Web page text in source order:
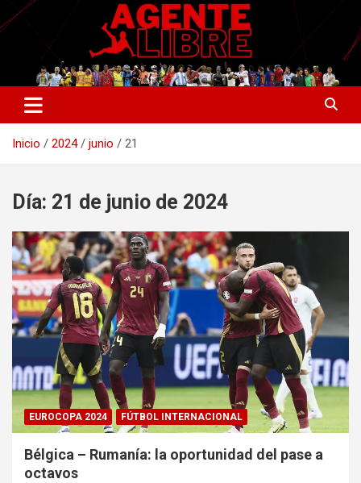
Saltar
al
Agente Libre Digital
La nueva generación del periodismo deportivo.
Inicio 2024 junio 21
Día: 21 de junio de 2024
EUROCOPA 2024 FÚTBOL INTERNACIONAL
Bélgica – Rumanía: la oportunidad del pase a
octavos